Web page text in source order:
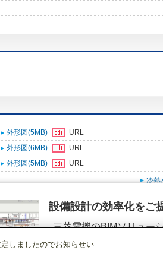
外形図(5MB)
URL
外形図(6MB)
URL
外形図(5MB) URL
冷熱
設備設計の効率化をご
三菱電機のBIMソリュー
（空調.換気.照明）
しましたのでお知らせい